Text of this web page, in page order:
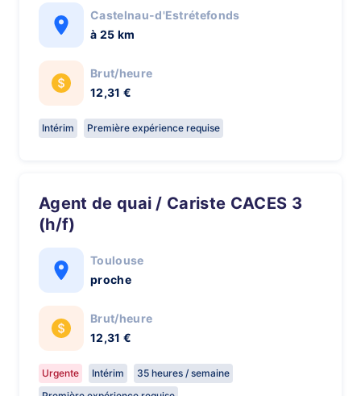
Castelnau-d'Estrétefonds
à 25 km
Brut/heure
12,31 €
Intérim Première expérience requise
Agent de quai / Cariste CACES 3
(h/f)
Toulouse
proche
Brut/heure
12,31 €
Urgente Intérim
35 heures / semaine